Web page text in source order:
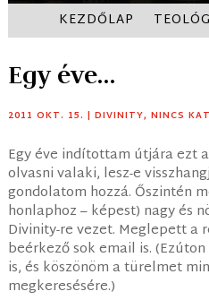
KEZDŐLAP
Egy éve…
2011 OKT. 15. |DIVINITY,NINCS
Egy éve indítottam útjára ezt
olvasni valaki, lesz-e
gondolatom hozzá. Őszintén
honlaphoz – képest) nagy és
Divinity-re vezet. Meglepett
beérkező sok email is.
is, és köszönöm a türelmet
megkeresésére.)